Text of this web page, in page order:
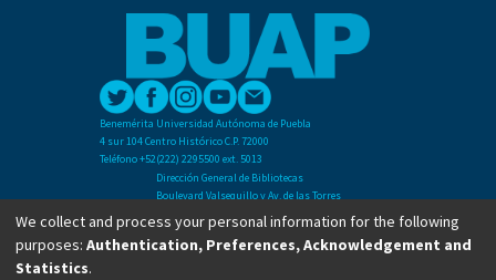
Benemérita Universidad Autónoma de Puebla
4 sur 104 Centro Histórico C.P. 72000
Teléfono +52(222) 2295500 ext. 5013
Dirección General de Bibliotecas
Boulevard Valsequillo y Av. de las Torres
Ciudad Universitaria. Col. San Manuel
C.P. 72570
Teléfono +52 (222) 2295500 Ext 2901
We collect and process your personal information for the following
purposes: Authentication, Preferences, Acknowledgement and
Statistics.